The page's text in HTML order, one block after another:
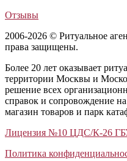
Отзывы
2006-2026 © Ритуальное
права защищены.
Более 20 лет оказывает
территории Москвы и
решение всех
справок и сопровождение
магазин товаров и парк
Лицензия №10 ЦДС/К-26
Политика